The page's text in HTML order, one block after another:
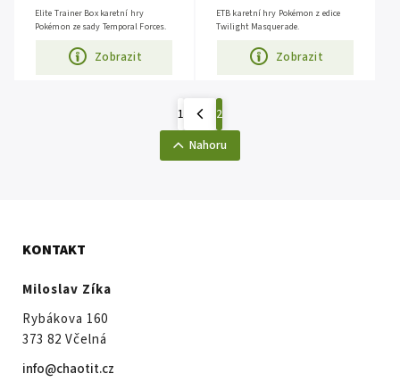
Zobrazit
Elite Trainer Box karetní hry
Pokémon ze sady Temporal Forces.
Zobrazit
ETB karetní hry Pokémon z edice
Twilight Masquerade.
1
2
Nahoru
KONTAKT
Miloslav Zíka
Rybákova 160
373 82 Včelná
info@chaotit.cz